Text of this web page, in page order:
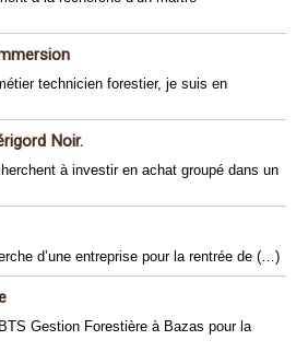
technicien forestier, je suis en
Noir.
à investir en achat groupé dans un
d’une entreprise pour la rentrée de (…)
Gestion Forestière à Bazas pour la